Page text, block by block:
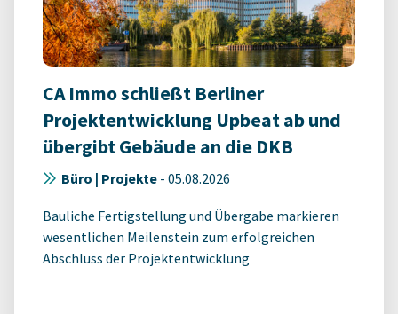
CA Immo schließt Berliner
Projektentwicklung Upbeat ab und
übergibt Gebäude an die DKB
Büro | Projekte - 05.08.2026
Bauliche Fertigstellung und Übergabe markieren
wesentlichen Meilenstein zum erfolgreichen
Abschluss der Projektentwicklung